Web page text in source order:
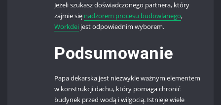
Jeżeli szukasz doświadczonego partnera, który
zajmie się nadzorem procesu budowlanego,
Workdei jest odpowiednim wyborem.
Podsumowanie
Papa dekarska jest niezwykle ważnym elementem
w konstrukcji dachu, który pomaga chronić
budynek przed wodą i wilgocią. Istnieje wiele